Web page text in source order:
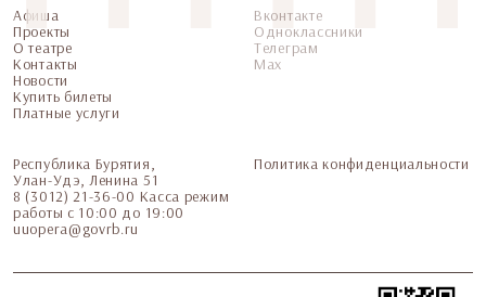
Афиша
Проекты
О театре
Контакты
Новости
Купить билеты
Платные услуги
Вконтакте
Одноклассники
Телеграм
Мax
Республика Бурятия,
Улан-Удэ, Ленина 51
8 (3012) 21-36-00 Касса режим
работы с 10:00 до 19:00
uuopera@govrb.ru
Политика конфиденциальности